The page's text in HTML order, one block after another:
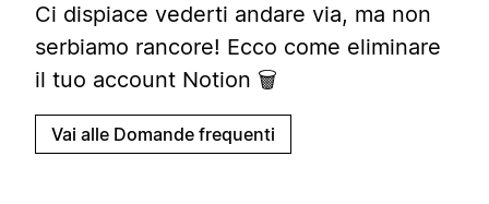
Ci dispiace vederti andare via, ma non
serbiamo rancore! Ecco come eliminare
il tuo account Notion 🗑
Vai alle Domande frequenti